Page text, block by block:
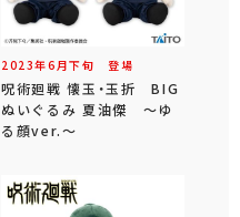
2023年6 月下旬 登場
呪術廻戦 懐玉・玉折 BIG
ぬいぐるみ 夏油傑 ～ゆ
る顔ver.～